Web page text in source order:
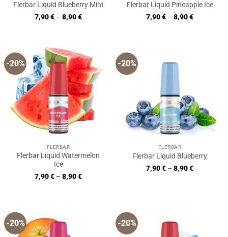
Flerbar Liquid Blueberry Mint
7,90€ – 8,90€
Flerbar Liquid Pineapple Ice
7,90€ – 8,90€
-20%
FLERBAR
Flerbar Liquid Watermelon
Ice
7,90€ – 8,90€
-20%
FLERBAR
Flerbar Liquid Blueberry
7,90€ – 8,90€
-20% -20%